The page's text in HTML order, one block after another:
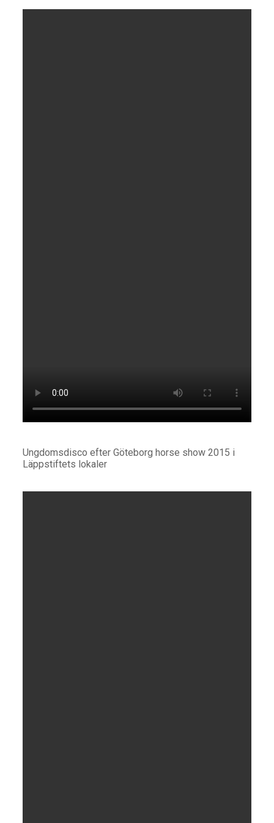
Ungdomsdisco efter Göteborg horse show 2015 i
Läppstiftets lokaler